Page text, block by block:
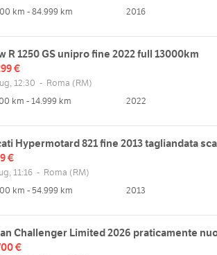
Orari
Lun
09:30 17:30 (continuato)
Mar
09:30 17:30 (continuato)
Ven
09:30 17:30 (continuato)
Sab
09:00 - 12:00 | chiuso
Dom
chiuso
km - 84.999 km
2016
R 1250 GS unipro fine 2022 full 13000km
€
12:30 - Roma (RM)
km - 14.999 km
2022
Hypermotard 821 fine 2013 tagliandata
€
11:16 - Roma (RM)
km - 54.999 km
2013
Challenger Limited 2026 praticamente
€